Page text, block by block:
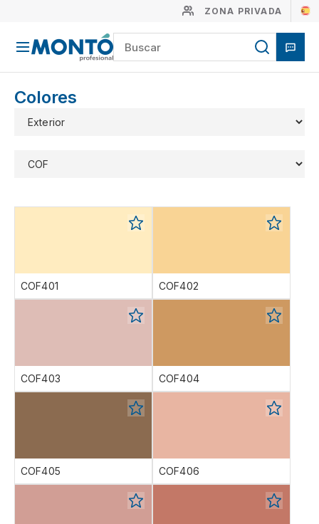
ZONA PRIVADA
Colores
COF401 COF402
COF403 COF404
COF405 COF406